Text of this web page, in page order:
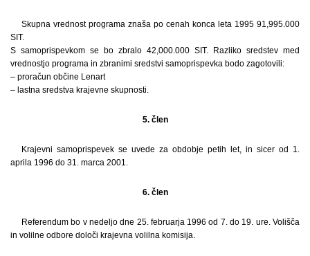
Skupna vrednost programa znaša po cenah konca leta 1995 91,995.000
SIT.
S samoprispevkom se bo zbralo 42,000.000 SIT. Razliko sredstev med
vrednostjo programa in zbranimi sredstvi samoprispevka bodo zagotovili:
– proračun občine Lenart
– lastna sredstva krajevne skupnosti.
5. člen
Krajevni samoprispevek se uvede za obdobje petih let, in sicer od 1.
aprila 1996 do 31. marca 2001.
6. člen
Referendum bo v nedeljo dne 25. februarja 1996 od 7. do 19. ure. Volišča
in volilne odbore določi krajevna volilna komisija.